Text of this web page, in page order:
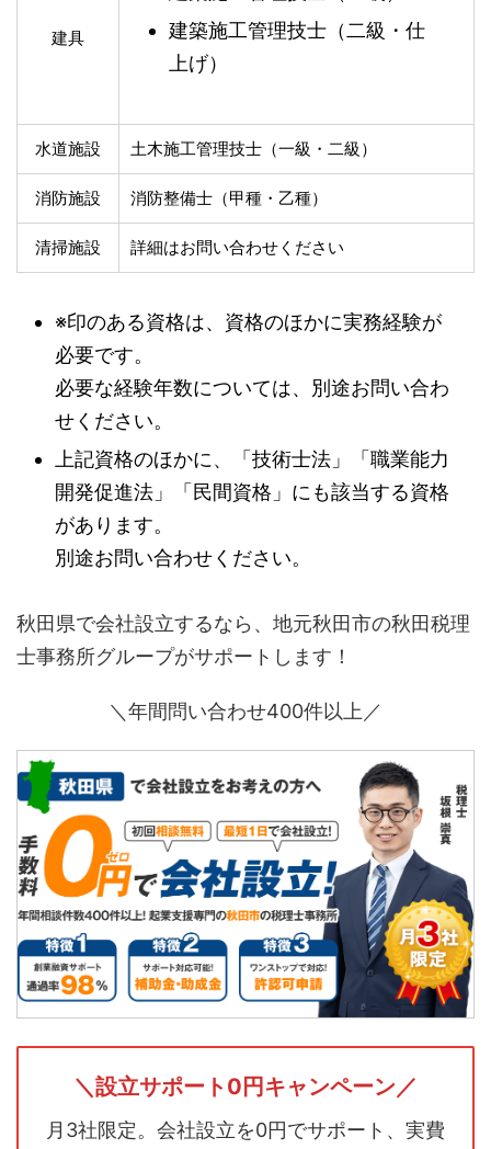
建具
建築施工管理技士（二級・仕
上げ）
水道施設 土木施工管理技士（一級・二級）
消防施設 消防整備士（甲種・乙種）
清掃施設 詳細はお問い合わせください
※印のある資格は、資格のほかに実務経験が
必要です。
必要な経験年数については、別途お問い合わ
せください。
上記資格のほかに、「技術士法」「職業能力
開発促進法」「民間資格」にも該当する資格
があります。
別途お問い合わせください。
秋田県で会社設立するなら、地元秋田市の秋田税理
士事務所グループがサポートします！
＼年間問い合わせ400件以上／
＼設立サポート0円キャンペーン／
月3社限定。会社設立を0円でサポート、実費